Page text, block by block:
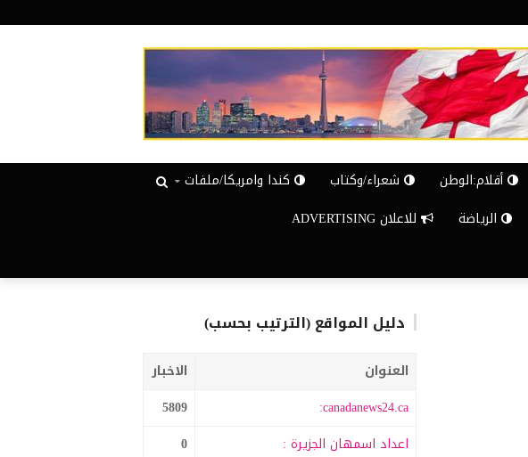
أقلام:الوطن شعراء/وكتاب
كندا وامريكا/ملفات
الرياضة
للاعلان ADVERTISING
دليل المواقع (الترتيب بحسب)
العنوان
الاخبار
canadanews24.ca:
5809
اعداد اسمهان الجزيرة :
0